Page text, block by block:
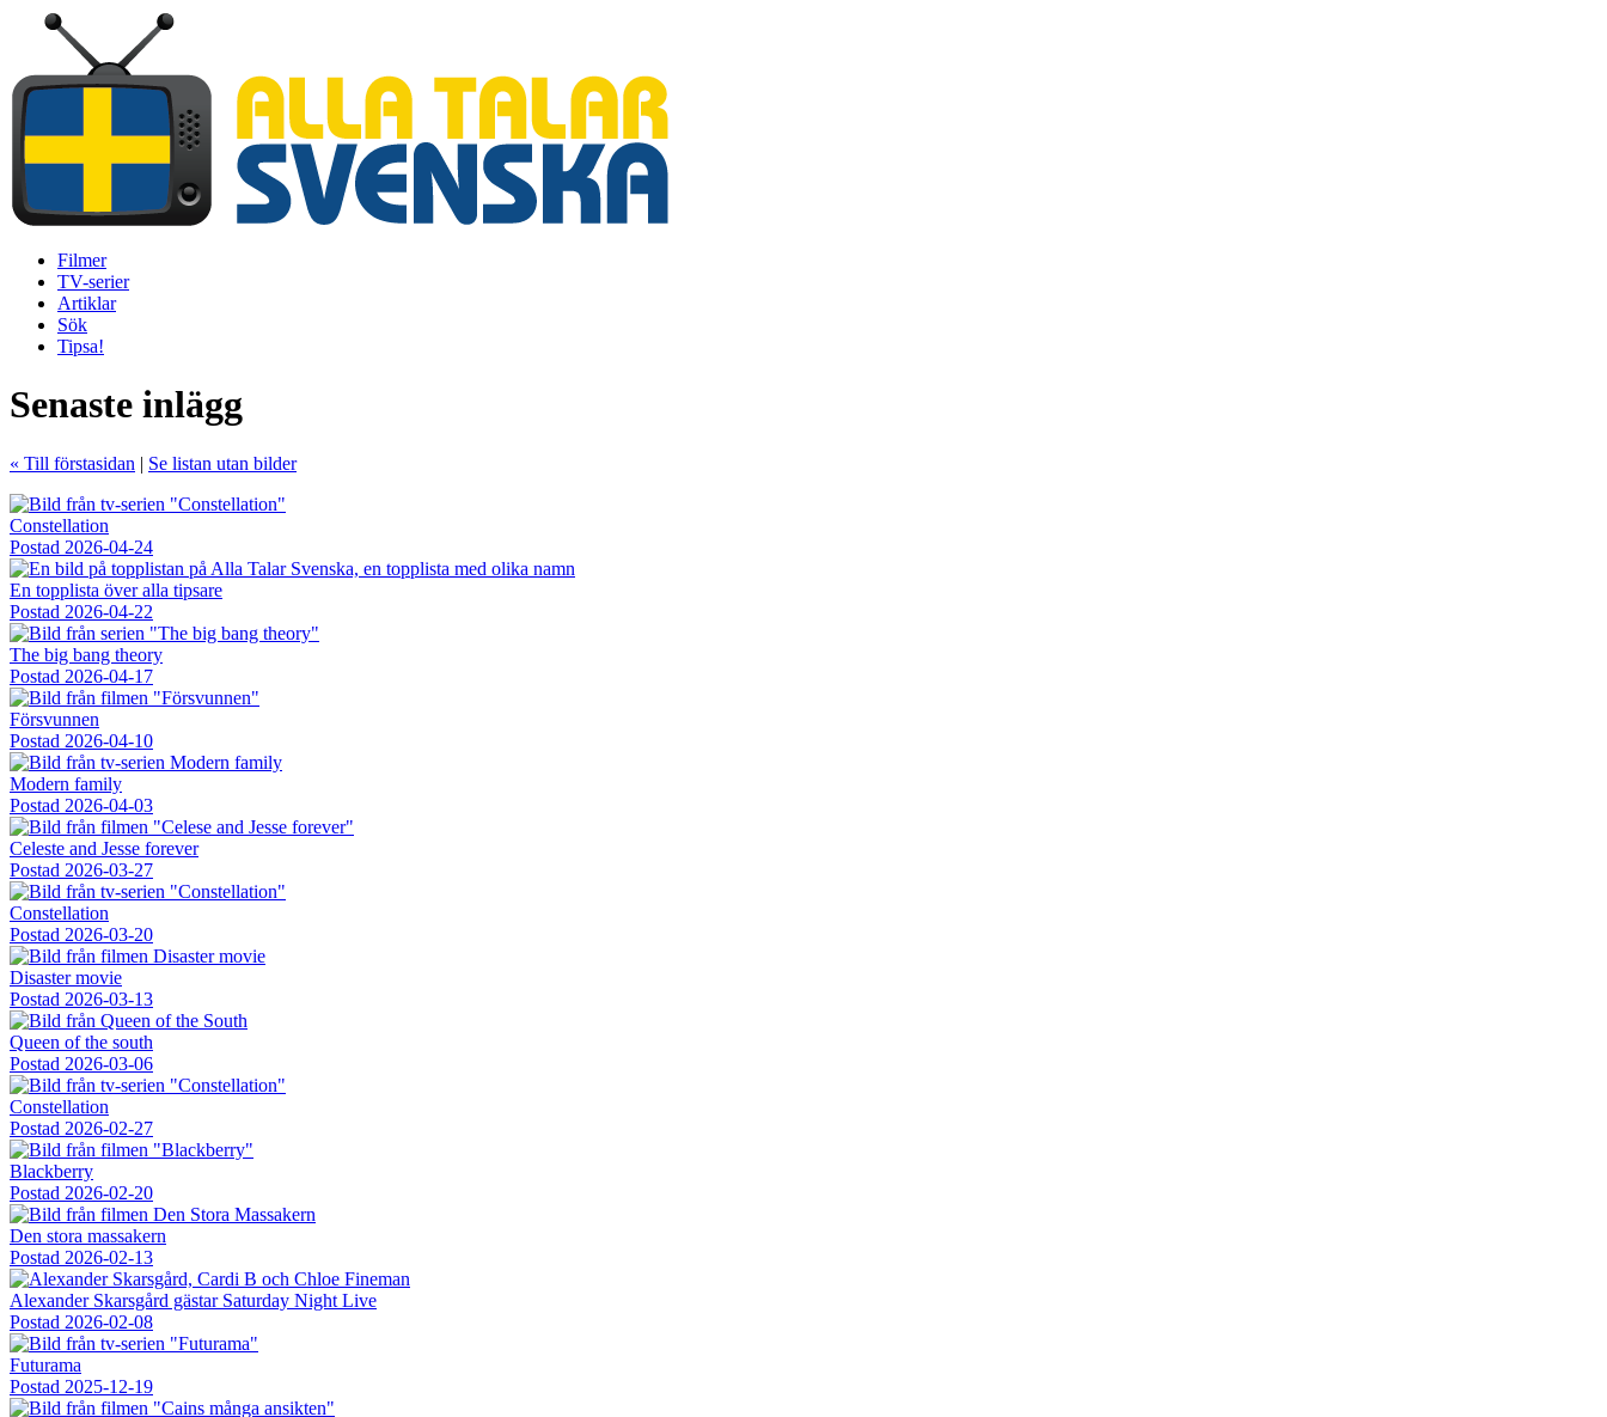
Hoppa
huvudinnehåll
Huvudmeny
Filmer
TV-serier
Artiklar
Sök
Tipsa!
Senaste inlägg
« Till förstasidan | Se listan utan bilder
Constellation
Postad 2026-04-24
En topplista över alla tipsare
Postad 2026-04-22
The big bang theory
Postad 2026-04-17
Försvunnen
Postad 2026-04-10
Modern family
Postad 2026-04-03
Celeste and Jesse forever
Postad 2026-03-27
Constellation
Postad 2026-03-20
Disaster movie
Postad 2026-03-13
Queen of the south
Postad 2026-03-06
Constellation
Postad 2026-02-27
Blackberry
Postad 2026-02-20
Den stora massakern
Postad 2026-02-13
Alexander Skarsgård gästar Saturday Night Live
Postad 2026-02-08
Futurama
Postad 2025-12-19